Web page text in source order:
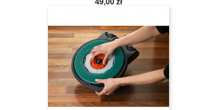
49,00 zł